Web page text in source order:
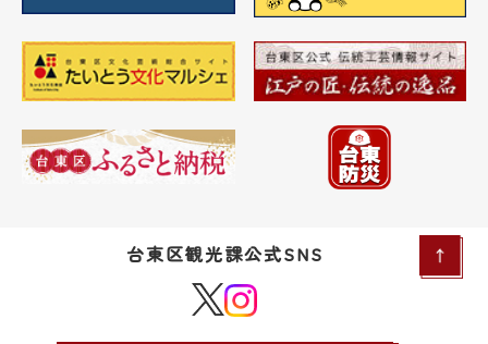
台東区観光課公式SNS